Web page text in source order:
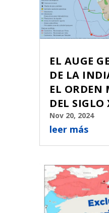
EL AUGE
DE LA
EL
DEL SIGLO
Nov 20, 2024
leer más